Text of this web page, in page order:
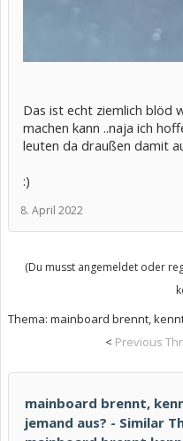
Das ist echt ziemlich blöd
machen kann ..naja ich
leuten da draußen damit
:)
8. April 2022
(Du musst angemeldet oder
Thema: mainboard brennt,
< Previous
mainboard brennt,
jemand aus? - Similar